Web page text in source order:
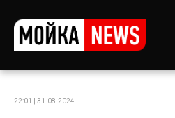
22:01 | 31-08-2024